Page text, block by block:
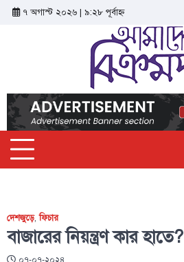
৭ অগাস্ট ২০২৬ | ৯:২৮ পূর্বাহ্ন
দেশজুড়ে,ফিচার
বাজারের নিয়ন্ত্রণ কার হাতে?
০৭-০৭-২০২৪